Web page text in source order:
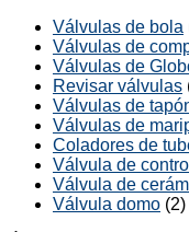
Válvulas de bola
Válvulas de
Válvulas de
Revisar válvulas
Válvulas de
Válvulas de
Coladores de
Válvula de control
Válvula de
Válvula domo (2)